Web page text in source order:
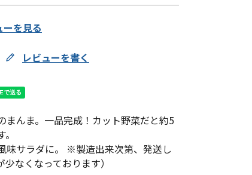
ーを見る
レビューを書く
まんま。一品完成！カット野菜だと約5
味サラダに。 ※製造出来次第、発送し
なくなっております）